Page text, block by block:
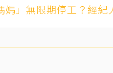
媽」無限期停工？經紀